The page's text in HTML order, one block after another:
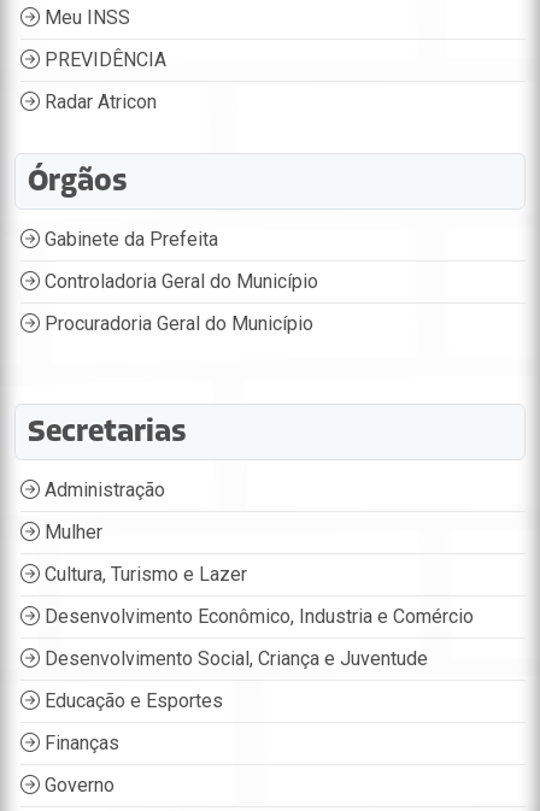
Meu INSS
PREVIDÊNCIA
Radar Atricon
Órgãos
Gabinete da Prefeita
Controladoria Geral do Município
Procuradoria Geral do Município
Secretarias
Administração
Mulher
Cultura, Turismo e Lazer
Desenvolvimento Econômico, Industria e Comércio
Desenvolvimento Social, Criança e Juventude
Educação e Esportes
Finanças
Governo